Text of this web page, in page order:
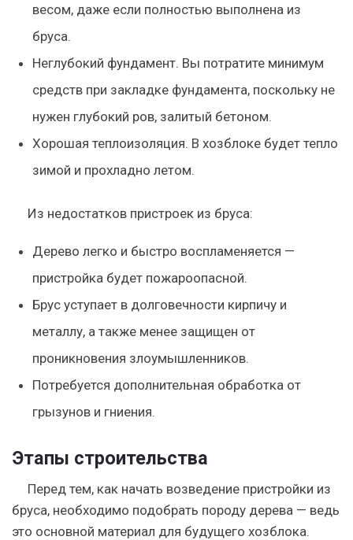
весом, даже если полностью выполнена из
бруса.
Неглубокий фундамент. Вы потратите минимум
средств при закладке фундамента, поскольку не
нужен глубокий ров, залитый бетоном.
Хорошая теплоизоляция. В хозблоке будет тепло
зимой и прохладно летом.
Из недостатков пристроек из бруса:
Дерево легко и быстро воспламеняется —
пристройка будет пожароопасной.
Брус уступает в долговечности кирпичу и
металлу, а также менее защищен от
проникновения злоумышленников.
Потребуется дополнительная обработка от
грызунов и гниения.
Этапы строительства
Перед тем, как начать возведение пристройки из
бруса, необходимо подобрать породу дерева — ведь
это основной материал для будущего хозблока.